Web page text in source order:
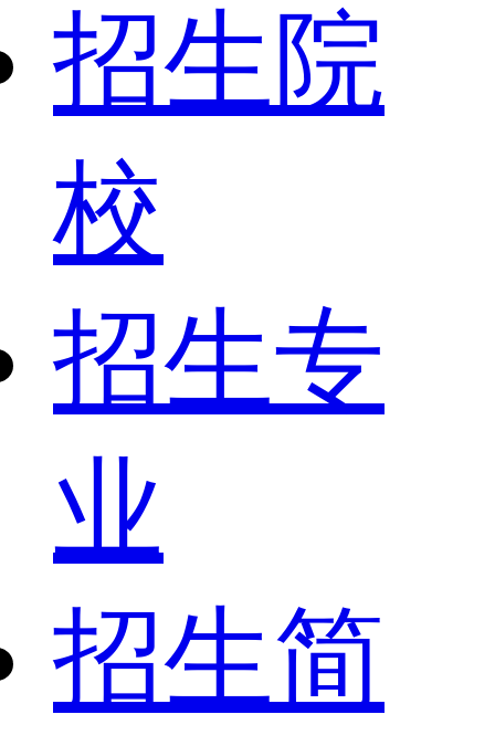
招生院
校
招生专
业
招生简